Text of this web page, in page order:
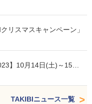
リスマスキャンペーン」
】10月14日(土)～15…
TAKIBIニュース一覧